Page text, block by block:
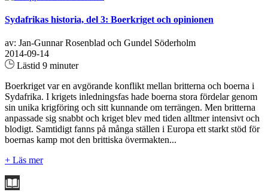
Sydafrikas historia, del 3: Boerkriget och opinionen
av: Jan-Gunnar Rosenblad och Gundel Söderholm
2014-09-14
Lästid 9 minuter
Boerkriget var en avgörande konflikt mellan britterna och boerna i
Sydafrika. I krigets inledningsfas hade boerna stora fördelar genom
sin unika krigföring och sitt kunnande om terrängen. Men britterna
anpassade sig snabbt och kriget blev med tiden alltmer intensivt och
blodigt. Samtidigt fanns på många ställen i Europa ett starkt stöd för
boernas kamp mot den brittiska övermakten...
+ Läs mer